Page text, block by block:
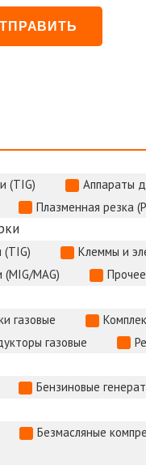
(TIG)
Аппараты
Плазменная резка
(TIG)
Клеммы и
MAG)
газовые
газовые
Бензиновые
Безмасляные